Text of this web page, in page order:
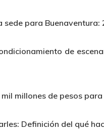
sede para
de
millones de pesos
Definición del qué